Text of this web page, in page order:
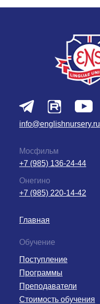
Поступление
Стоимость обучения
Преподаватели
Программы
Обучение
info@englishnursery.ru
+7 (985) 220-14-42
Онегино
+7 (985) 136-24-44
Мосфильм
Главная